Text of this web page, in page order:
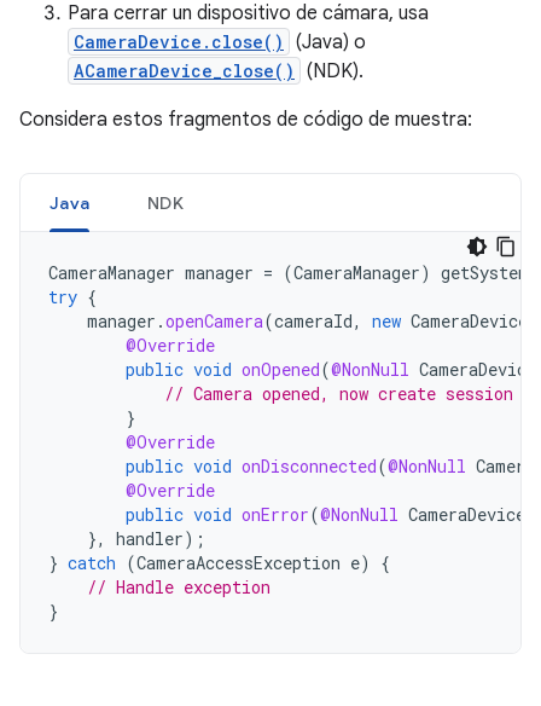
Para cerrar un dispositivo de cámara, usa
CameraDevice.close() (Java) o
ACameraDevice_close()
(NDK).
Considera estos fragmentos de código de muestra:
Java NDK
CameraManager manager = (CameraManager)
try {
manager .openCamera(cameraId, new CameraDevice
@Override
public void onOpened(@NonNull CameraDevice
// Camera opened, now create session
}
@Override
public void onDisconnected(@NonNull
@Override
public void onError(@NonNull CameraDevice
},
handler);
} catch (CameraAccessException e)
{
// Handle exception
}